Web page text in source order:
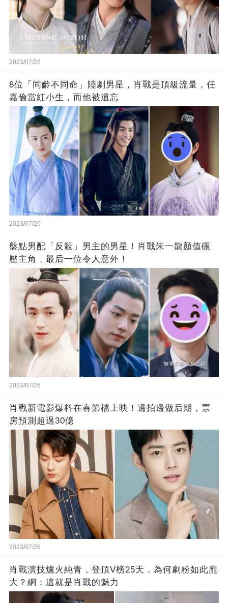
2023/07/26
8位「同齡不同命」陸劇男星，肖戰是頂級流量，任
嘉倫當紅小生，而他被遺忘
2023/07/26
盤點男配「反殺」男主的男星！肖戰朱一龍顏值碾
壓主角，最后一位令人意外！
2023/07/26
肖戰新電影爆料在春節檔上映！邊拍邊做后期，票
房預測超過30億
2023/07/26
肖戰演技爐火純青，登頂V榜25天，為何劇粉如此龐
大？網：這就是肖戰的魅力